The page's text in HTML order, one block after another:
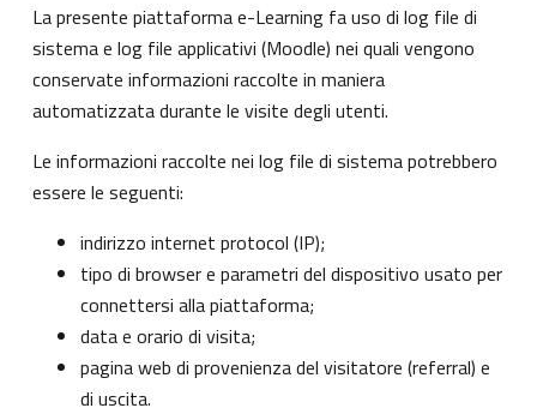
La presente piattaforma e-Learning fa uso di log file di
sistema e log file applicativi (Moodle) nei quali vengono
conservate informazioni raccolte in maniera
automatizzata durante le visite degli utenti.
Le informazioni raccolte nei log file di sistema potrebbero
essere le seguenti:
indirizzo internet protocol (IP);
tipo di browser e parametri del dispositivo usato per
connettersi alla piattaforma;
data e orario di visita;
pagina web di provenienza del visitatore (referral) e
di uscita.